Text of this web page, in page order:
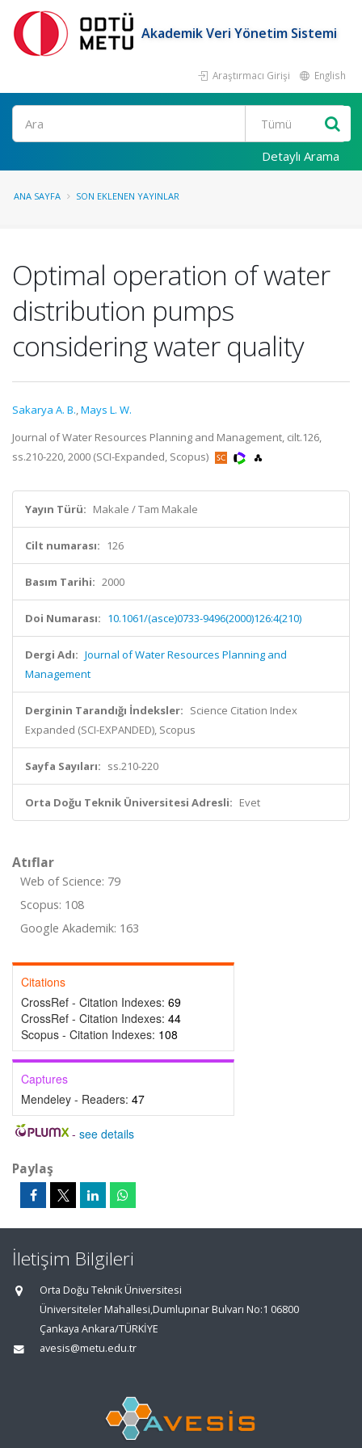
Akademik Veri Yönetim Sistemi
Araştırmacı Girişi English
Ara
Detaylı Arama
ANA SAYFA SON EKLENEN YAYINLAR
Optimal operation of water
distribution pumps
considering water quality
Sakarya A. B.,Mays L. W.
Journal of Water Resources Planning and Management, cilt.126,
ss.210-220, 2000 (SCI-Expanded, Scopus)
Yayın Türü: Makale / Tam Makale
Cilt numarası: 126
Basım Tarihi: 2000
Doi Numarası: 10.1061/(asce)0733-9496(2000)126:4(210)
Dergi Adı: Journal of Water Resources Planning and
Management
Derginin Tarandığı İndeksler: Science Citation Index
Expanded (SCI-EXPANDED), Scopus
Sayfa Sayıları: ss.210-220
Orta Doğu Teknik Üniversitesi Adresli: Evet
Atıflar
Web of Science: 79
Scopus: 108
Google Akademik: 163
Citations
CrossRef - Citation Indexes: 69
CrossRef - Citation Indexes: 44
Scopus - Citation Indexes: 108
Captures
Mendeley - Readers: 47
- see details
Paylaş
İletişim Bilgileri
Orta Doğu Teknik Üniversitesi
Üniversiteler Mahallesi,Dumlupınar Bulvarı No:1 06800
Çankaya Ankara/TÜRKİYE
avesis@metu.edu.tr